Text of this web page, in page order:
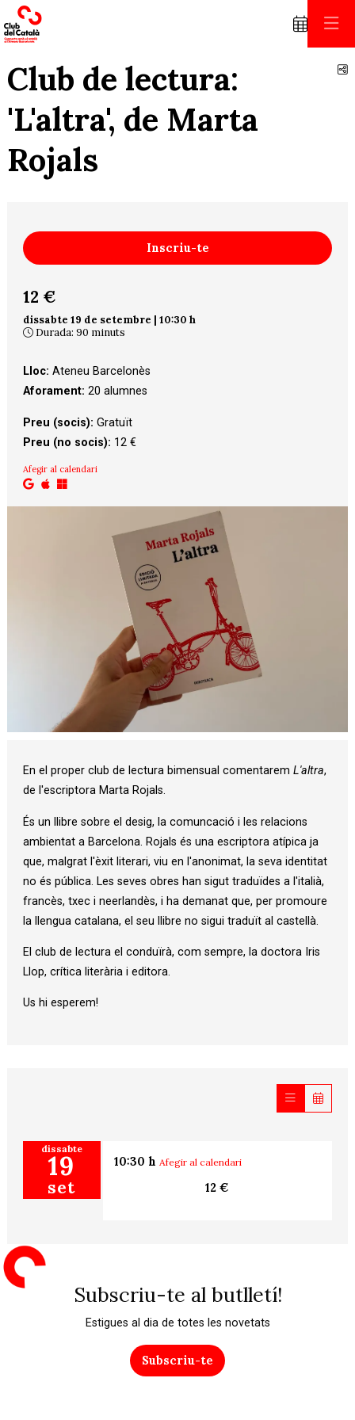
Club de lectura:
'L'altra', de Marta
Rojals
Inscriu-te
12 €
dissabte 19 de setembre | 10:30 h
Durada: 90 minuts
Lloc: Ateneu Barcelonès
Aforament: 20 alumnes
Preu (socis): Gratuït
Preu (no socis): 12 €
Afegir al calendari
En el proper club de lectura bimensual comentarem L'altra,
de l'escriptora Marta Rojals.
És un llibre sobre el desig, la comuncació i les relacions
ambientat a Barcelona. Rojals és una escriptora atípica ja
que, malgrat l'èxit literari, viu en l'anonimat, la seva identitat
no és pública. Les seves obres han sigut traduïdes a l'italià,
francès, txec i neerlandès, i ha demanat que, per promoure
la llengua catalana, el seu llibre no sigui traduït al castellà.
El club de lectura el conduïrà, com sempre, la doctora Iris
Llop, crítica literària i editora.
Us hi esperem!
dissabte
19
set
10:30 h Afegir al calendari
12 €
Subscriu-te al butlletí!
Estigues al dia de totes les novetats
Subscriu-te